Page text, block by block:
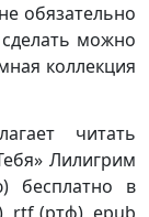
обязательно
можно
коллекция
читать
Лилигрим
бесплатно в